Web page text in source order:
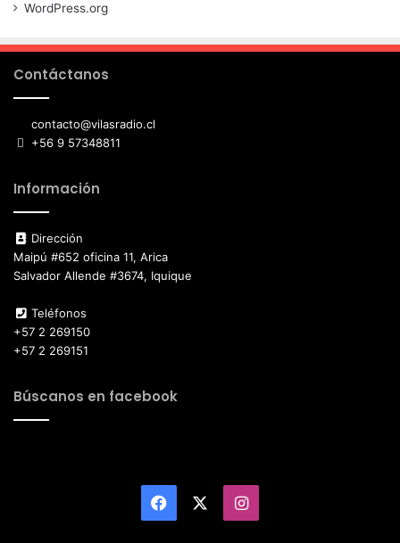
WordPress.org
Contáctanos
contacto@vilasradio.cl
+56 9 57348811
Información
Dirección
Maipú #652 oficina 11, Arica
Salvador Allende #3674, Iquique
Teléfonos
+57 2 269150
+57 2 269151
Búscanos en facebook
Facebook Instagram